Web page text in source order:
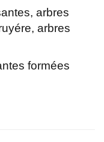
arbres
arbres
formées